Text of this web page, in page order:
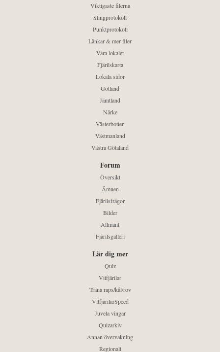
Viktigaste filerna
Slingprotokoll
Punktprotokoll
Länkar & mer filer
Våra lokaler
Fjärilskarta
Lokala sidor
Gotland
Jämtland
Närke
Västerbotten
Västmanland
Västra Götaland
Forum
Översikt
Ämnen
Fjärilsfrågor
Bilder
Allmänt
Fjärilsgalleri
Lär dig mer
Quiz
Vitfjärilar
Träna raps/kål/rov
VitfjärilarSpeed
Juvela vingar
Quizarkiv
Annan övervakning
Regionalt